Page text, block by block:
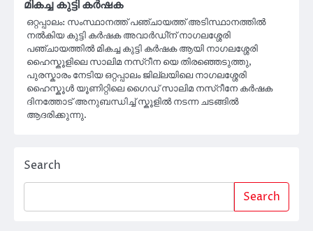
മികച്ച കുട്ടി കർഷക
ഒറ്റപ്പാലം: സംസ്ഥാനത്ത് പഞ്ചായത്ത് അടിസ്ഥാനത്തിൽ
നൽകിയ കുട്ടി കർഷക അവാർഡി്ന് നാഗലശ്ശേരി
പഞ്ചായത്തിൽ മികച്ച കുട്ടി കർഷക ആയി നാഗലശ്ശേരി
ഹൈസ്കൂളിലെ സാലിമ നസ്റീന യെ തിരഞ്ഞെടുത്തു,
പുരസ്കാരം നേടിയ ഒറ്റപ്പാലം ജില്ലയിലെ നാഗലശ്ശേരി
ഹൈസ്കൂൾ യൂണിറ്റിലെ ഗൈഡ് സാലിമ നസ്റീനേ കർഷക
ദിനത്തോട് അനുബന്ധിച്ച് സ്കൂളിൽ നടന്ന ചടങ്ങിൽ
ആദരിക്കുന്നു.
Search
Search